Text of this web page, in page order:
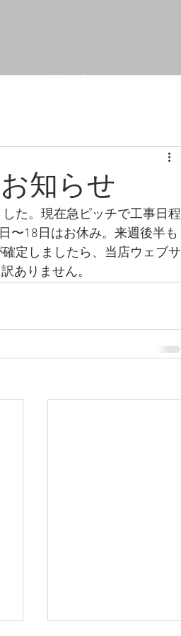
sister shop
知らせ
た。現在急ピッチで工事日程
〜18日はお休み。来週後半も
定しましたら、当店ウェブサ
ありません。